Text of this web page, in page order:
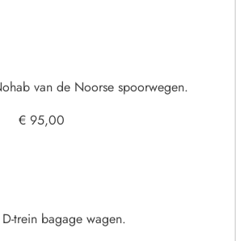
van de Noorse spoorwegen.
€ 95,00
trein bagage wagen.